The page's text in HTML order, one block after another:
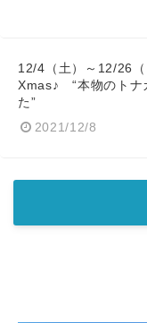
12/4（土）～12/26
Xmas♪ “本物のトナ
た”
2021/12/8